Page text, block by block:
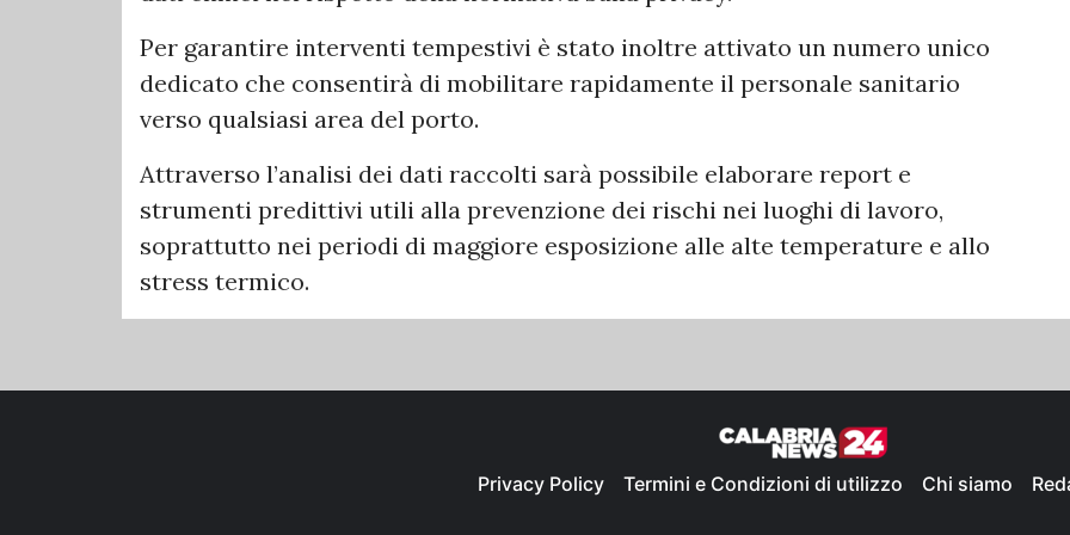
Per garantire interventi tempestivi è stato inoltre attivato un numero unico
dedicato che consentirà di mobilitare rapidamente il personale sanitario
verso qualsiasi area del porto.
Attraverso l’analisi dei dati raccolti sarà possibile elaborare report e
strumenti predittivi utili alla prevenzione dei rischi nei luoghi di lavoro,
soprattutto nei periodi di maggiore esposizione alle alte temperature e allo
stress termico.
Privacy Policy Termini e Condizioni di utilizzo Chi siamo